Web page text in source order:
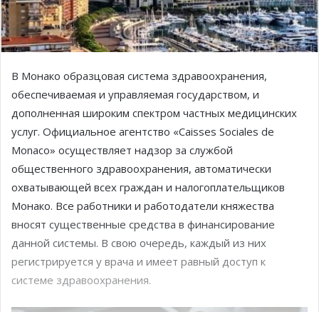
В Монако образцовая система здравоохранения,
обеспечиваемая и управляемая государством, и
дополненная широким спектром частных медицинских
услуг. Официальное агентство «Caisses Sociales de
Monaco» осуществляет надзор за службой
общественного здравоохранения, автоматически
охватывающей всех граждан и налогоплательщиков
Монако. Все работники и работодатели княжества
вносят существенные средства в финансирование
данной системы. В свою очередь, каждый из них
регистрируется у врача и имеет равный доступ к
системе здравоохранения.